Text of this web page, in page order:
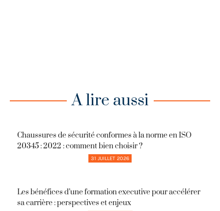
A lire aussi
Chaussures de sécurité conformes à la norme en ISO
20345 : 2022 : comment bien choisir ?
31 JUILLET 2026
Les bénéfices d’une formation executive pour accélérer
sa carrière : perspectives et enjeux